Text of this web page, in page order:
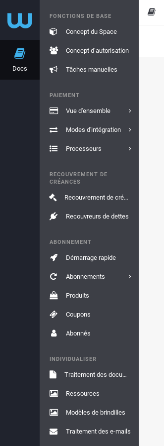
Docs
FONCTIONS DE BASE
Concept du Space
Concept d’autorisation
Tâches manuelles
PAIEMENT
Vue d'ensemble
Modes d'intégration
Processeurs
RECOUVREMENT DE
CRÉANCES
Recouvrement de créances
Recouvreurs de dettes
ABONNEMENT
Démarrage rapide
Abonnements
Produits
Coupons
Abonnés
INDIVIDUALISER
Traitement des documents
Ressources
Modèles de brindilles
Traitement des e-mails